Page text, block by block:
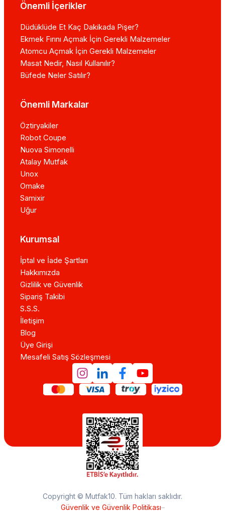
Önemli İçerikler
Düdüklüde Et Kaç Dakikada Pişer?
Ekmek Fırını Açmak İçin Gerekli Malzemeler
Atomcu Açmak İçin Gerekli Malzemeler
Masat Nedir, Nasıl Kullanılır?
Büfede Neler Satılır?
Önemli Markalar
Öztiryakiler
Robot Coupe
Nuova Simonelli
Atalay Mutfak
Unox
Omake
Samixir
Uğur
Kurumsal
İptal ve İade Şartları
Hakkımızda
Gizlilik ve Güvenlik
Sipariş Takibi
S.S.S.
İletişim
Blog
Üye Girişi
Mesafeli Satış Sözleşmesi
Copyright © Mutfak10. Tüm hakları saklıdır.
Güvenlik ve Güvenlik Politikası–